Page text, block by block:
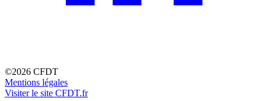
©2026 CFDT
Mentions légales
Visiter le site CFDT.fr